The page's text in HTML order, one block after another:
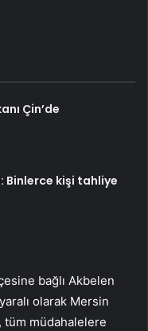
Çin’de
Binlerce kişi tahliye
bağlı Akbelen
olarak Mersin
tüm müdahalelere